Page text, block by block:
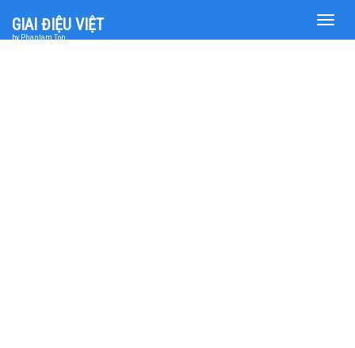
Toggle
GIAI ĐIỆU VIỆT
by Phantam Top